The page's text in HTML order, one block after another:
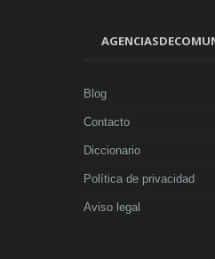
Blog
Contacto
Diccionario
Política de privacidad
Aviso legal